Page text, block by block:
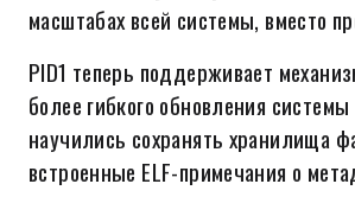
масштабах всей системы, вместо
PID1 теперь поддерживает
более гибкого обновления
научились сохранять хранилища
встроенные ELF-примечания о